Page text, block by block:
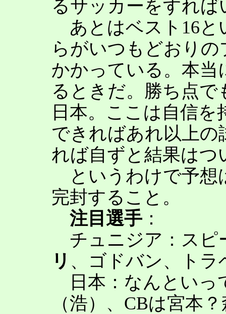
るサッカーをすれば
あとはベスト16と
らがいつもどおり
かかっている。本当
るときだ。勝ち点
日本。ここは自信
できればあれ以上
れば自ずと結果は
というわけで予想
完封すること。
注目選手：
チュニジア：スピ
リ 、ゴドバン、トラ
日本：なんといっ
（浩）、CBは宮本